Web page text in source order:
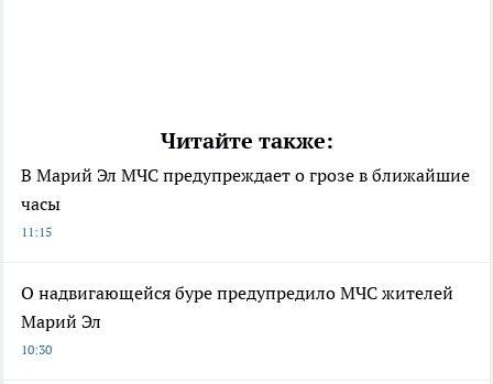
Читайте также:
В Марий Эл МЧС предупреждает о грозе в ближайшие
часы
11:15
О надвигающейся буре предупредило МЧС жителей
Марий Эл
10:30